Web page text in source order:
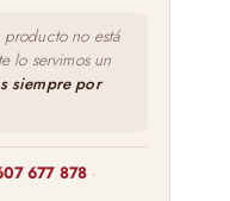
producto no está
lo servimos un
siempre por
677 878 ·